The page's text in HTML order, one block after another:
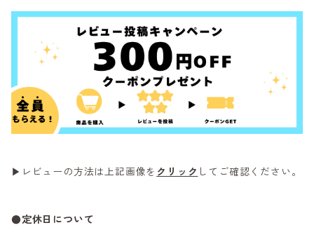
▶レビューの方法は上記画像を クリック してご確認ください。
●定休日について